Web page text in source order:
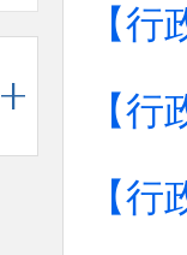
【
【
【